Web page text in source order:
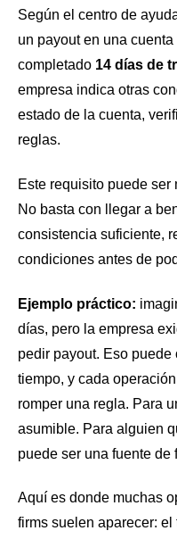
Según el centro de
un payout en una
completado 14 días de
empresa indica otras
estado de la cuenta,
reglas.
Este requisito puede ser
No basta con llegar a
consistencia suficiente,
condiciones antes de
Ejemplo práctico:
días, pero la empresa
pedir payout. Eso
tiempo, y cada
romper una regla. Para
asumible. Para alguien
puede ser una fuente de
Aquí es donde muchas
firms suelen aparecer: el